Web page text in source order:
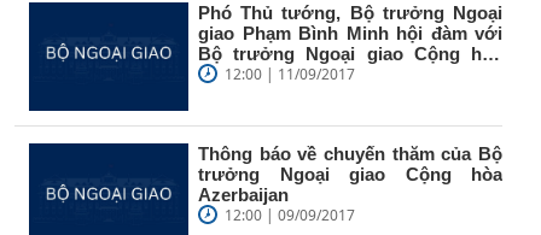
Phó Thủ tướng, Bộ trưởng Ngoại
giao Phạm Bình Minh hội đàm với
Bộ trưởng Ngoại giao Cộng hòa
Liên...12:00 | 11/09/2017
Thông báo về chuyến thăm của Bộ
trưởng Ngoại giao Cộng hòa
Azerbaijan
12:00 | 09/09/2017